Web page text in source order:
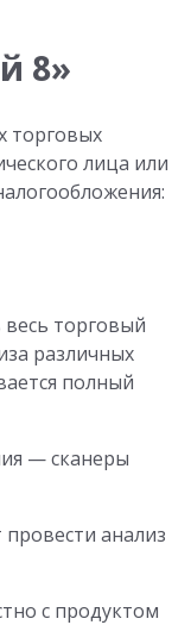
8»
торговых
лица или
весь торговый
различных
полный
— сканеры
анализ
с продуктом